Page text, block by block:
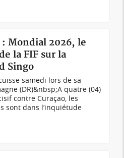
Mondial 2026, le
la FIF sur la
Singo
samedi lors de sa
(DR)&nbsp;A quatre (04)
contre Curaçao, les
sont dans l’inquiétude